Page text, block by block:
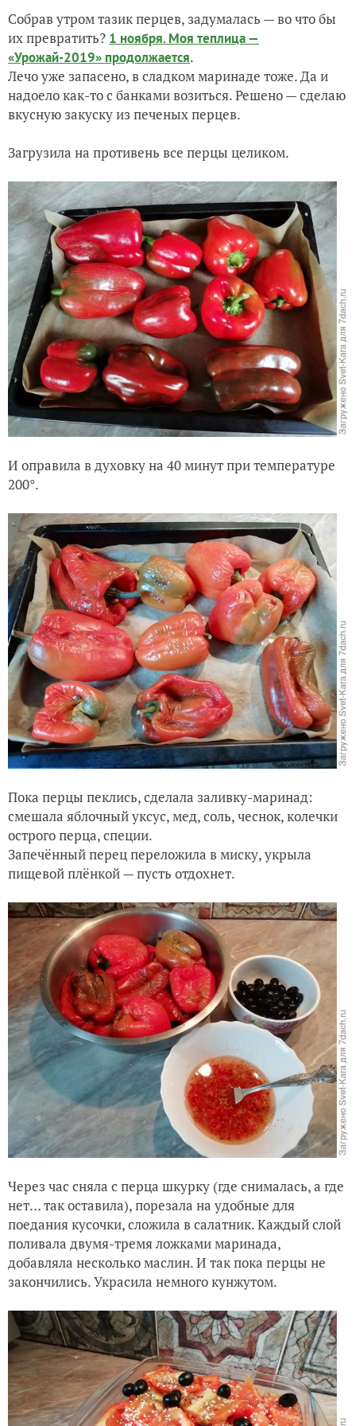
Лук Эксибишен. Новый рекорд. У кого больше?
Когда за окном +28°С, берег Балтийского моря - лучшее
Собрав утром тазик перцев, задумалась — во что бы
их превратить? 1 ноября. Моя теплица —
«Урожай-2019» продолжается.
Лечо уже запасено, в сладком маринаде тоже. Да и
надоело как-то с банками возиться. Решено — сделаю
вкусную закуску из печеных перцев.
Загрузила на противень все перцы целиком.
И оправила в духовку на 40 минут при температуре
200°.
Пока перцы пеклись, сделала заливку-маринад:
смешала яблочный уксус, мед, соль, чеснок, колечки
острого перца, специи.
Запечённый перец переложила в миску, укрыла
пищевой плёнкой — пусть отдохнет.
Через час сняла с перца шкурку (где снималась, а где
нет… так оставила), порезала на удобные для
поедания кусочки, сложила в салатник. Каждый слой
поливала двумя-тремя ложками маринада,
добавляла несколько маслин. И так пока перцы не
закончились. Украсила немного кунжутом.